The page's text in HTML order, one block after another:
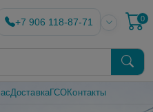
+7 906 118-87-71 0
ДоставкаГСОКонтакты